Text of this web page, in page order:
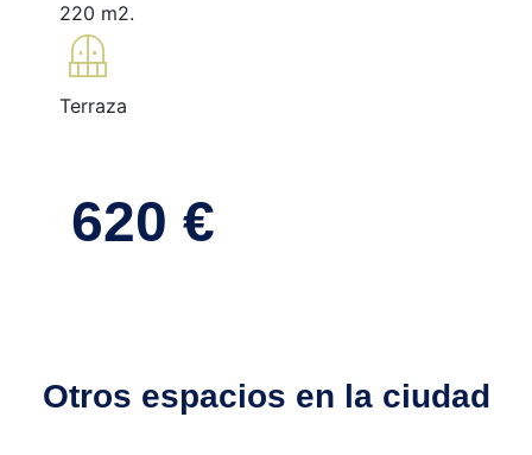
220 m2.
balcony
Terraza
620 €
Otros espacios en la ciudad